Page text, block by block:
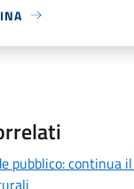
pubblico: continua